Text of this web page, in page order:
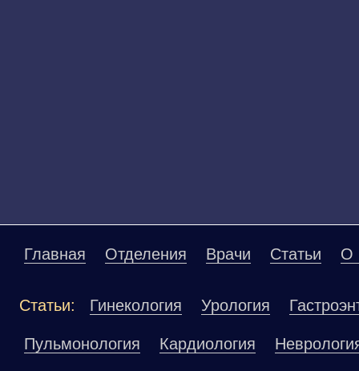
Главная Отделения Врачи Статьи О
Статьи: Гинекология Урология
Пульмонология Кардиология